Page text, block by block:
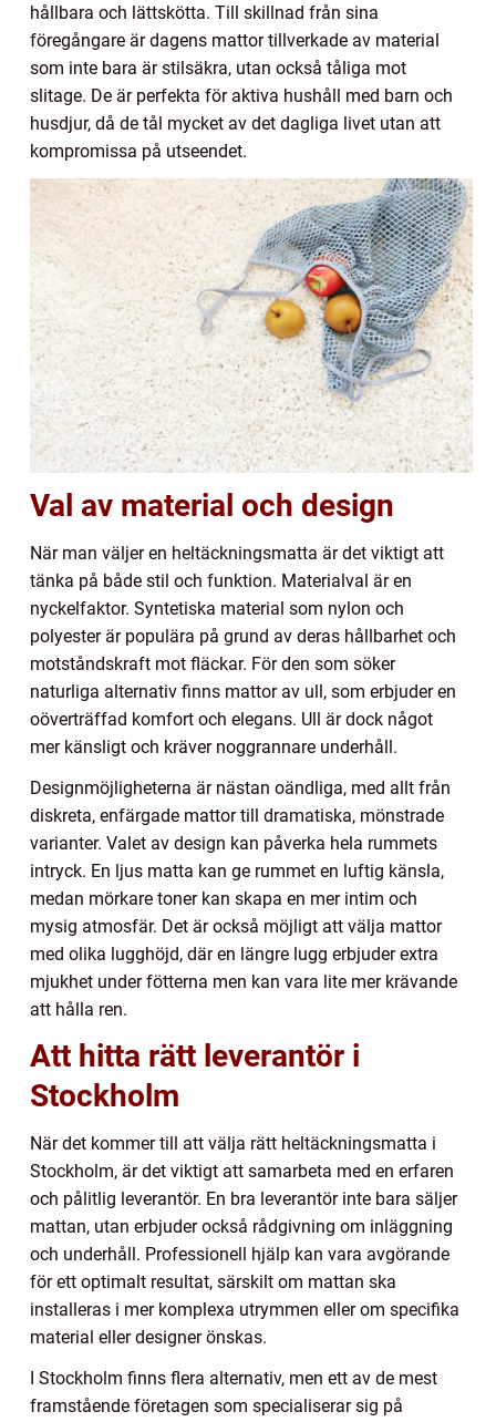
hållbara och lättskötta. Till skillnad från sina
föregångare är dagens mattor tillverkade av material
som inte bara är stilsäkra, utan också tåliga mot
slitage. De är perfekta för aktiva hushåll med barn och
husdjur, då de tål mycket av det dagliga livet utan att
kompromissa på utseendet.
Val av material och design
När man väljer en heltäckningsmatta är det viktigt att
tänka på både stil och funktion. Materialval är en
nyckelfaktor. Syntetiska material som nylon och
polyester är populära på grund av deras hållbarhet och
motståndskraft mot fläckar. För den som söker
naturliga alternativ finns mattor av ull, som erbjuder en
oöverträffad komfort och elegans. Ull är dock något
mer känsligt och kräver noggrannare underhåll.
Designmöjligheterna är nästan oändliga, med allt från
diskreta, enfärgade mattor till dramatiska, mönstrade
varianter. Valet av design kan påverka hela rummets
intryck. En ljus matta kan ge rummet en luftig känsla,
medan mörkare toner kan skapa en mer intim och
mysig atmosfär. Det är också möjligt att välja mattor
med olika lugghöjd, där en längre lugg erbjuder extra
mjukhet under fötterna men kan vara lite mer krävande
att hålla ren.
Att hitta rätt leverantör i
Stockholm
När det kommer till att välja rätt heltäckningsmatta i
Stockholm, är det viktigt att samarbeta med en erfaren
och pålitlig leverantör. En bra leverantör inte bara säljer
mattan, utan erbjuder också rådgivning om inläggning
och underhåll. Professionell hjälp kan vara avgörande
för ett optimalt resultat, särskilt om mattan ska
installeras i mer komplexa utrymmen eller om specifika
material eller designer önskas.
I Stockholm finns flera alternativ, men ett av de mest
framstående företagen som specialiserar sig på